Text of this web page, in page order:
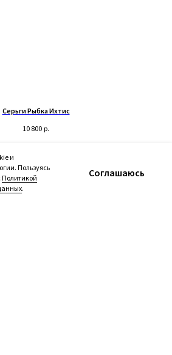
и
Пользуясь
Политикой
.
Соглашаюсь
Серьги Рыбка Ихтис
10 800 р.
Сайт разработан - @bogoduhovilya